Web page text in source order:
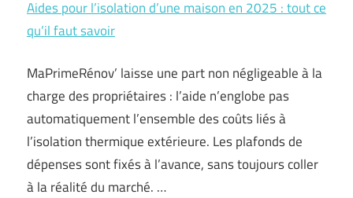
Aides pour l’isolation d’une maison en 2025 : tout ce
qu’il faut savoir
MaPrimeRénov’ laisse une part non négligeable à la
charge des propriétaires : l’aide n’englobe pas
automatiquement l’ensemble des coûts liés à
l’isolation thermique extérieure. Les plafonds de
dépenses sont fixés à l’avance, sans toujours coller
à la réalité du marché. …